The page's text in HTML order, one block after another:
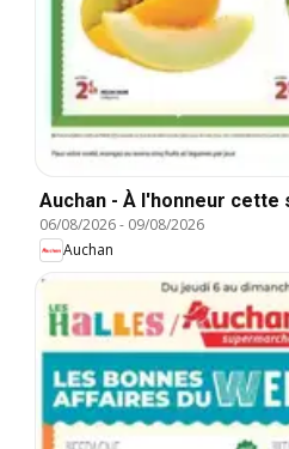
Auchan - À l'honneur cette
06/08/2026- 09/08/2026
Auchan